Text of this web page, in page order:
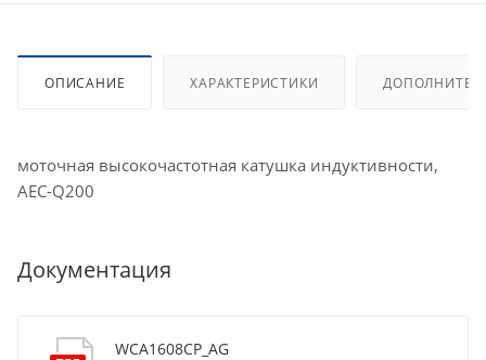
ОПИСАНИЕ ХАРАКТЕРИСТИКИ
моточная высокочастотная катушка индуктивности,
AEC-Q200
Документация
WCA1608CP_AG